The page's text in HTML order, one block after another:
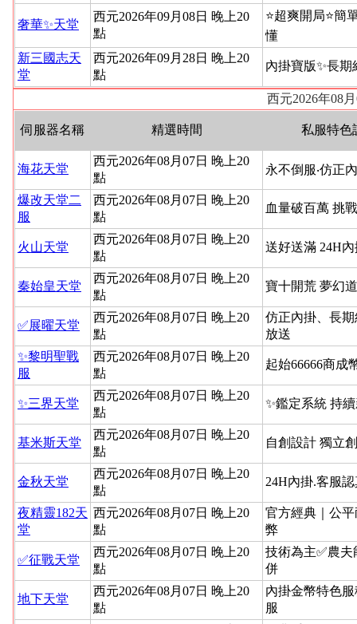
奢華✨天堂
西元2026年09月08日 晚上20
點
⭐超爽開局⭐簡
懂
新三國志天
堂
西元2026年09月28日 晚上20
點
內掛寶版✨長期
西元2026年08
伺服器名稱 精選時間 私服特色
海花天堂
西元2026年08月07日 晚上20
點
永不倒服‧仿正
爆改天堂二
服
西元2026年08月07日 晚上20
點
血量破百萬 挑
火山天堂
西元2026年08月07日 晚上20
點
送好送滿 24H
秦始皇天堂
西元2026年08月07日 晚上20
點
寶十開荒 夢幻
✅展曜天堂
西元2026年08月07日 晚上20
點
仿正內掛、長
放送
✨黎明聖戰
服
西元2026年08月07日 晚上20
點
起始66666商成
✨三界天堂
西元2026年08月07日 晚上20
點
✨鑑定系統 持
基米斯天堂
西元2026年08月07日 晚上20
點
自創設計 獨立
金秋天堂
西元2026年08月07日 晚上20
點
24H內掛.客服
夜精靈182天
堂
西元2026年08月07日 晚上20
點
官方經典｜公
弊
✅征戰天堂
西元2026年08月07日 晚上20
點
技術為主✅農夫
併
地下天堂
西元2026年08月07日 晚上20
點
內掛金幣特色
服